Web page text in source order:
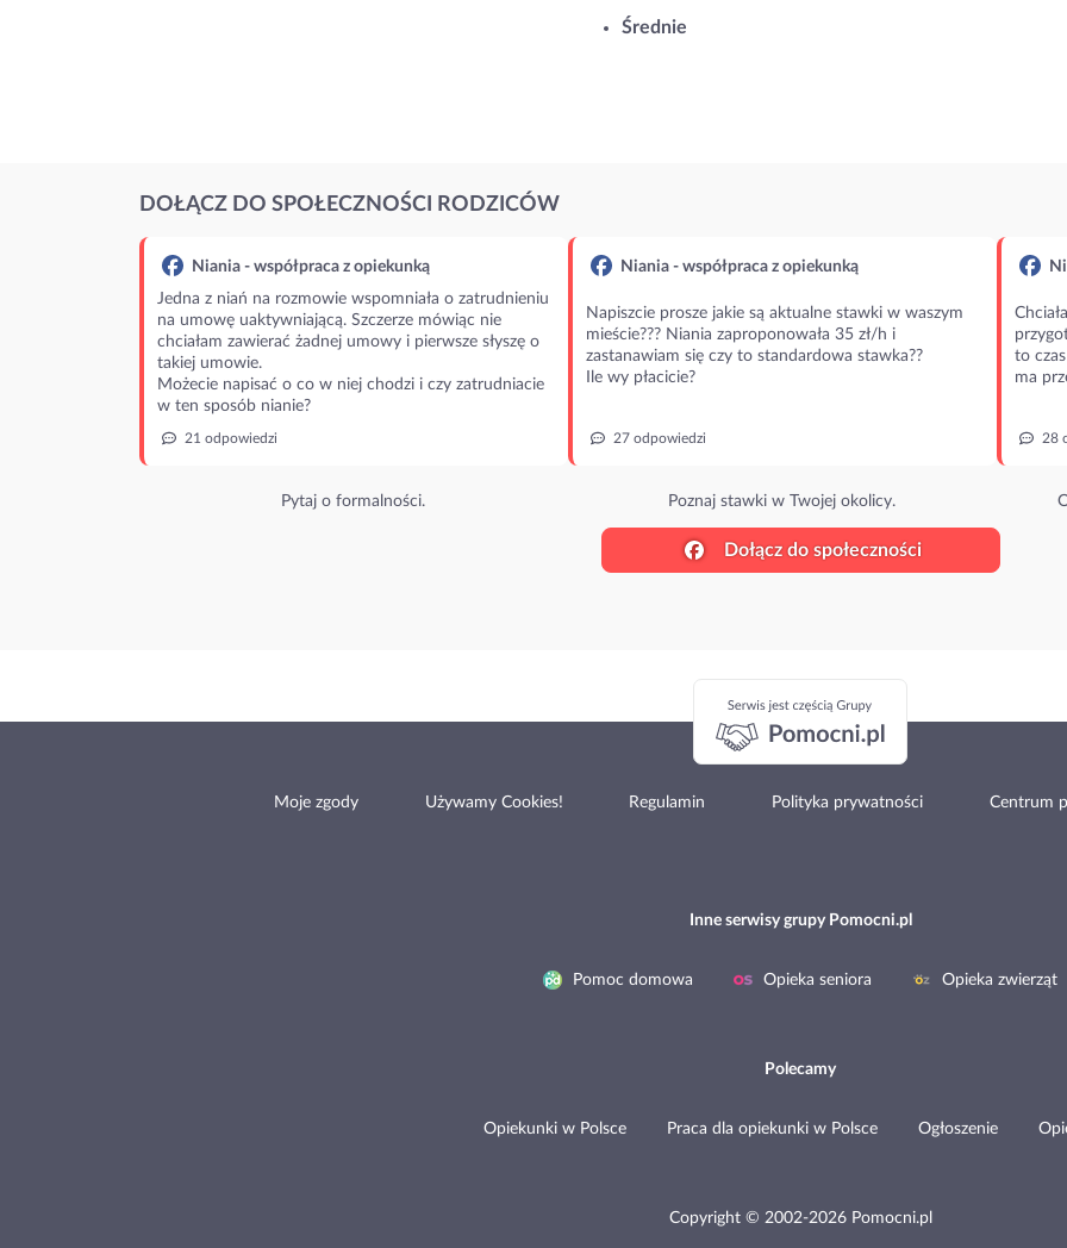
Średnie
DOŁĄCZ DO SPOŁECZNOŚCI RODZICÓW
Niania - współpraca z opiekunką
Jedna z niań na rozmowie wspomniała o zatrudnieniu
na umowę uaktywniającą. Szczerze mówiąc nie
chciałam zawierać żadnej umowy i pierwsze słyszę o
takiej umowie.
Możecie napisać o co w niej chodzi i czy zatrudniacie
w ten sposób nianie?
21 odpowiedzi
Pytaj o formalności.
Niania - współpraca z opiekunką
Napiszcie prosze jakie są aktualne stawki w waszym
mieście??? Niania zaproponowała 35 zł/h i
zastanawiam się czy to standardowa stawka??
Ile wy płacicie?
27 odpowiedzi
Poznaj stawki w Twojej okolicy.
to
ma
28
Dołącz do społeczności
Moje zgody Używamy Cookies! Regulamin Polityka prywatności Centrum
Inne serwisy grupy Pomocni.pl
Pomoc domowa Opieka seniora Opieka zwierząt
Polecamy
Opiekunki w Polsce Praca dla opiekunki w Polsce Ogłoszenie
Copyright © 2002-2026 Pomocni.pl